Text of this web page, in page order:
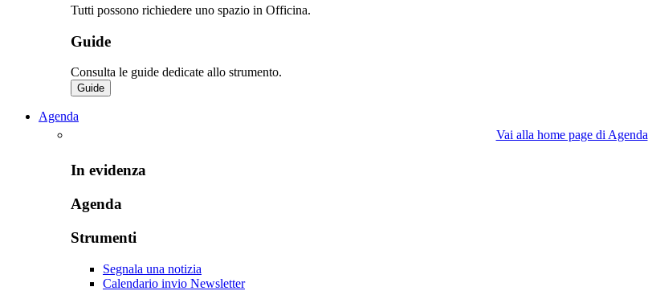
Tutti possono richiedere uno spazio in Officina.
Guide
Consulta le guide dedicate allo strumento.
Guide
Agenda
Vai alla home page di Agenda
In evidenza
Agenda
Strumenti
Segnala una notizia
Calendario invio Newsletter